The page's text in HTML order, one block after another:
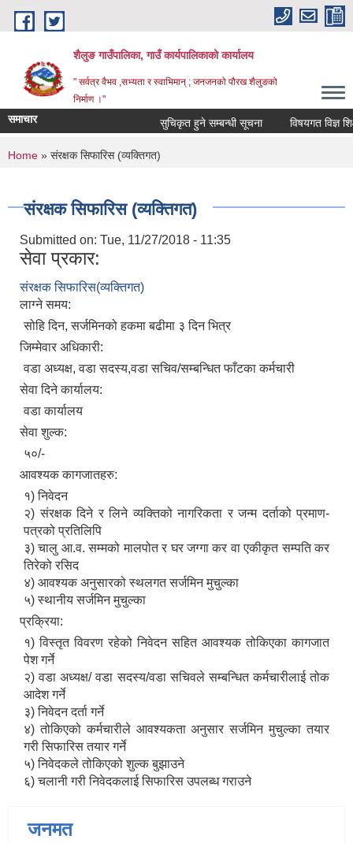
Skip to main content
शैलुङ गाउँपालिका, गाउँ कार्यपालिकाको कार्यालय
" सर्वत्र वैभव ,सभ्यता र स्वाभिमान् ; जनजनको पौरख शैलुङको
निर्माण ।"
समाचार सुचिकृत हुने सम्बन्धी सूचना विषयगत विज्ञ
You are here
Home » संरक्षक सिफारिस (व्यक्तिगत)
संरक्षक सिफारिस (व्यक्तिगत)
Submitted on: Tue, 11/27/2018 - 11:35
सेवा प्रकार:
संरक्षक सिफारिस(व्यक्तिगत)
लाग्ने समय:
सोहि दिन, सर्जमिनको हकमा बढीमा ३ दिन भित्र
जिम्मेवार अधिकारी:
वडा अध्यक्ष, वडा सदस्य,वडा सचिव/सम्बन्धित फाँटका कर्मचारी
सेवा दिने कार्यालय:
वडा कार्यालय
सेवा शुल्क:
५०/-
आवश्यक कागजातहरु:
१) निवेदन
२) संरक्षक दिने र लिने व्यक्तिको नागरिकता र जन्म दर्ताको प्रमाण-
पत्रको प्रतिलिपि
३) चालु आ.व. सम्मको मालपोत र घर जग्गा कर वा एकीकृत सम्पति कर
तिरेको रसिद
४) आवश्यक अनुसारको स्थलगत सर्जमिन मुचुल्का
५) स्थानीय सर्जमिन मुचुल्का
प्रक्रिया:
१) विस्तृत विवरण रहेको निवेदन सहित आवश्यक तोकिएका कागजात
पेश गर्ने
२) वडा अध्यक्ष/ वडा सदस्य/वडा सचिवले सम्बन्धित कर्मचारीलाई तोक
आदेश गर्ने
३) निवेदन दर्ता गर्ने
४) तोकिएको कर्मचारीले आवश्यकता अनुसार सर्जमिन मुचुल्का तयार
गरी सिफारिस तयार गर्ने
५) निवेदकले तोकिएको शुल्क बुझाउने
६) चलानी गरी निवेदकलाई सिफारिस उपलब्ध गराउने
जनमत